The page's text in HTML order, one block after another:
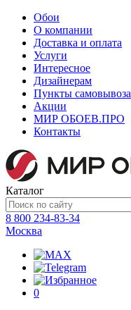
Обои
О компании
Доставка и оплата
Услуги
Интересное
Дизайнерам
Пункты самовывоза
Акции
МИР ОБОЕВ.ПРО
Контакты
Каталог
8 800 234-83-34
Москва
0